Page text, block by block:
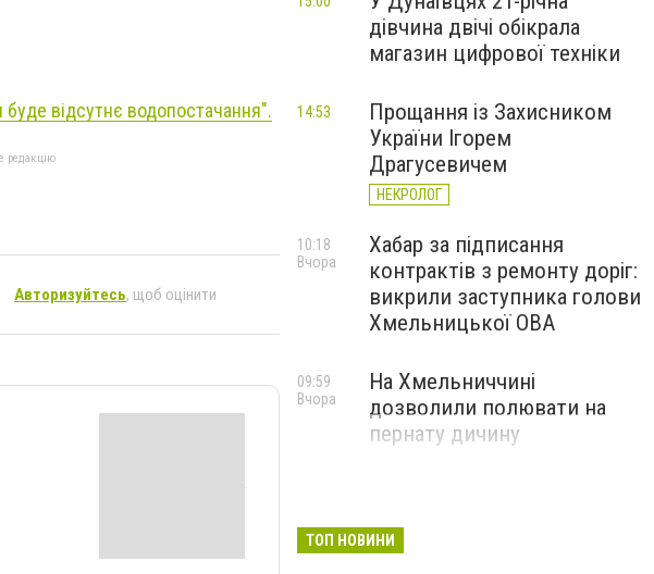
відсутнє водопостачання".
редакцію
Авторизуйтесь, щоб оцінити
дівчина двічі обікрала
магазин цифрової техніки
Прощання із Захисником
України Ігорем
Драгусевичем
НЕКРОЛОГ
14:53
Хабар за підписання
контрактів з ремонту доріг:
викрили заступника голови
Хмельницької ОВА
10:18
Вчора
На Хмельниччині
дозволили полювати на
пернату дичину
09:59
Вчора
ТОП НОВИНИ